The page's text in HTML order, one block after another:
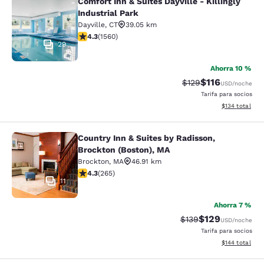
Comfort Inn & Suites Dayville -
29
Industrial Park
Dayville, CT
39.05 km
calificación de 4.27 estrellas. Excelente. 1560 reseñas
4.3(1560)
Ahorra 10 %
Precio tachado:
$129Precio con
$116USD/noche
Tarifa para socios
Ver detalles
$134 total
Country Inn & Suites by Radisson,
11
Country Inn & Suites by Radisson,
Brockton (Boston), MA
Brockton, MA
46.91 km
calificación de 4.29 estrellas. Excelente. 265 reseñas
4.3(265)
Ahorra 7 %
Precio tachado:
$139Precio con
$129USD/noche
Tarifa para socios
Ver detalles
$144 total